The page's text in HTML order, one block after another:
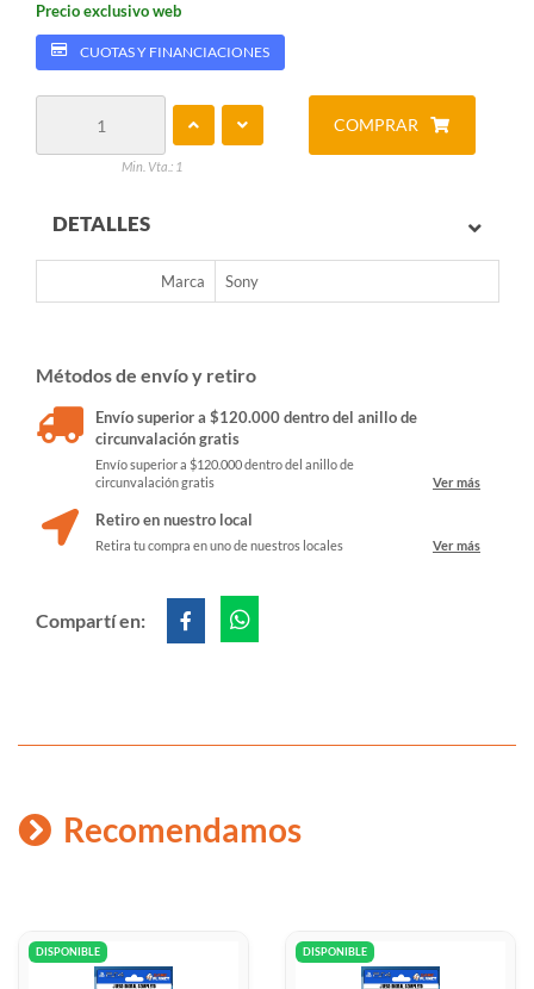
Precio exclusivo web
CUOTAS Y FINANCIACIONES
Min. Vta.: 1
COMPRAR
DETALLES
Marca Sony
Métodos de envío y retiro
Envío superior a $120.000 dentro del anillo de
circunvalación gratis
Envío superior a $120.000 dentro del anillo de
circunvalación gratis
Ver más
Retiro en nuestro local
Retira tu compra en uno de nuestros locales Ver más
Compartí en:
Recomendamos
DISPONIBLE DISPONIBLE